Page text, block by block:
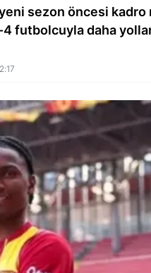
sezon öncesi
4 futbolcuyla daha